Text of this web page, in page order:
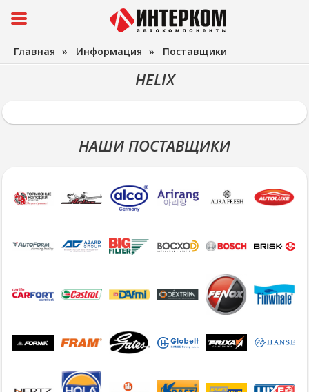
Главная » Информация » Поставщики
HELIX
НАШИ ПОСТАВЩИКИ